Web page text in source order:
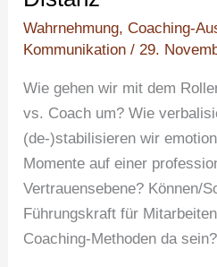
Wahrnehmung,Coaching-
Kommunikation /29.
Wie gehen wir mit dem
vs. Coach um? Wie
(de-)stabilisieren wir
Momente auf einer
Vertrauensebene? Können/
Führungskraft für
Coaching-Methoden da sein?
verbalisieren:
Vom
Spagat
zwischen
Anteilnahme
und
professioneller
Distanz